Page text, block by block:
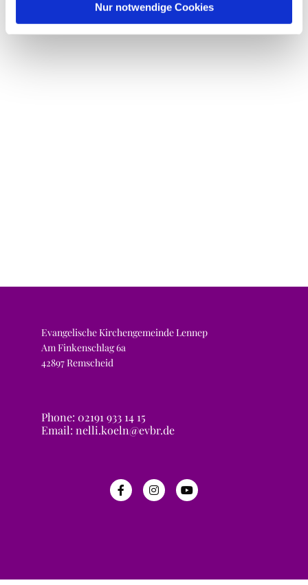
Nur notwendige Cookies
Evangelische Kirchengemeinde Lennep
Am Finkenschlag 6a
42897 Remscheid
Phone: 02191 933 14 15
Email: nelli.koeln@evbr.de